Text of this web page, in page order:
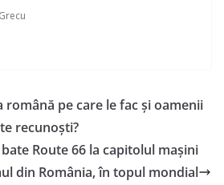
română pe care le fac și oamenii
recunoști?
Route 66 la capitolul mașini
din România, în topul mondial